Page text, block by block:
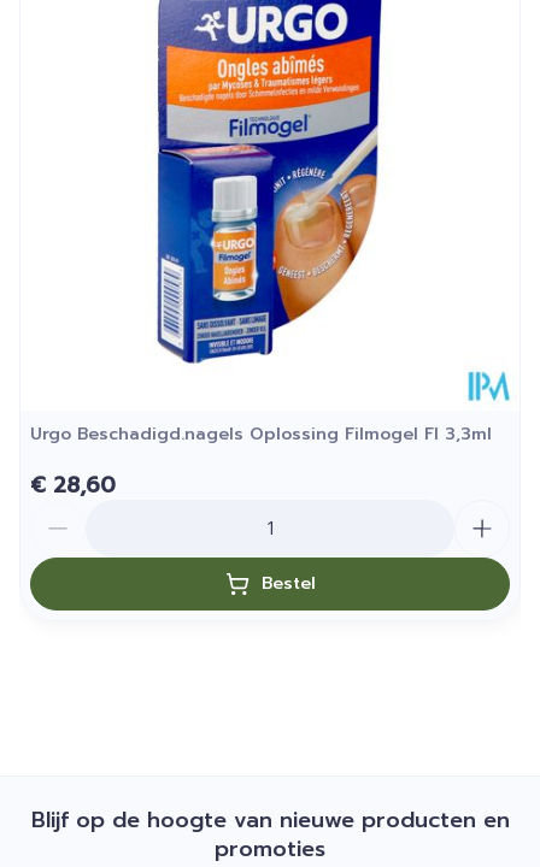
32 mm
Hoeveelheid
10
Kamertemperatuur (15°C -
25°C)
Urgo Beschadigd.nagels Oplossing Filmogel Fl 3,3ml
€ 28,60
Bestel
Blijf op de hoogte van nieuwe producten en
promoties